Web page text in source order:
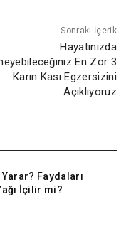
Sonraki İçerik
Hayatınızda
En Zor 3
Karın Kası Egzersizini
Açıklıyoruz
Yarar? Faydaları
İçilir mi?